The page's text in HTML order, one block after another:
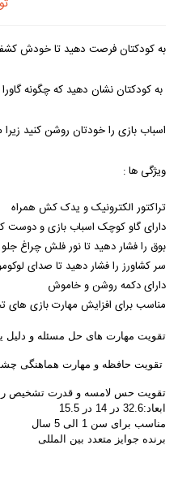
به کودکتان فرصت دهید تا خودش کشف
به کودکتان نشان دهید که چگونه
اسباب بازی را خودتان روشن کنید
ویژگی ها :
تراکتور الکترونیک و یدک کش همراه
دارای گاو کوچک اسباب بازی و دوست
بوق را فشار دهید تا نور فلش چراغ جلو
سر کشاورز را فشار دهید تا صدای
دارای دکمه روشن و خاموش
مناسب برای افزایش مهارت بازی های
تقویت مهارت های حل مسئله و دلیل
تقویت حافظه و مهارت هماهنگی
تقویت حس لامسه و قدرت تشخیص
ابعاد:32.6 در 14 در 15.5
مناسب برای سن 1 الی 5 سال
برنده جوایز متعدد بین المللی